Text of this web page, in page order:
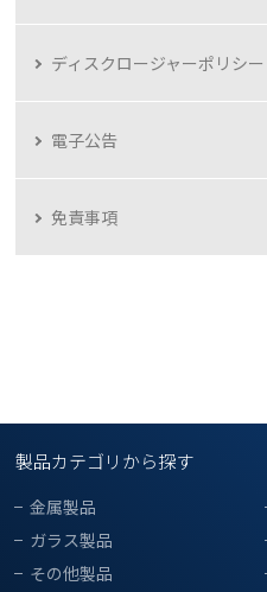
ディスクロージャーポリシー
電子公告
免責事項
製品カテゴリから探す
金属製品
ガラス製品
その他製品